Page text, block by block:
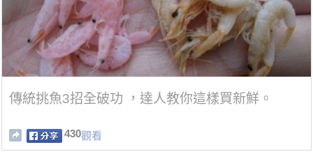
傳統挑魚3招全破功 ，達人教你這樣買新鮮。
430觀看